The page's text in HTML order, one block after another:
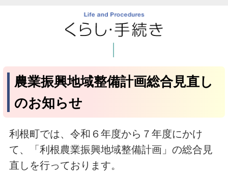
農業振興地域整備計画総合見直し
のお知らせ
利根町では、令和６年度から７年度にかけ
て、「利根農業振興地域整備計画」の総合見
直しを行っております。